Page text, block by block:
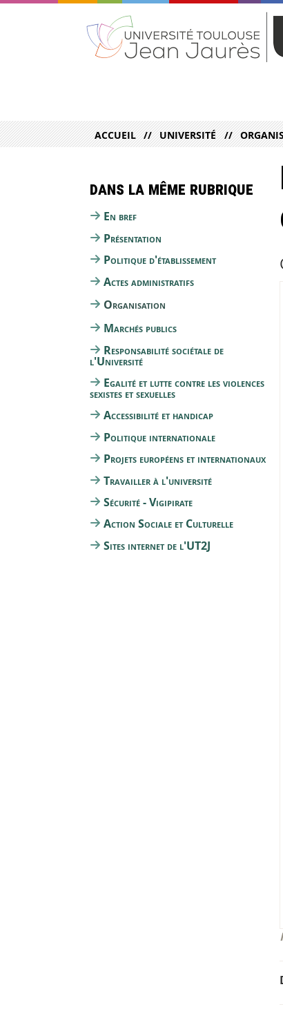
ACCUEIL UNIVERSITÉ
Dans la même rubrique
En bref
Présentation
Politique d'établissement
Actes administratifs
Organisation
Marchés publics
Responsabilité sociétale de
l'Université
Egalité et lutte contre les violences
sexistes et sexuelles
Accessibilité et handicap
Politique internationale
Projets européens et internationaux
Travailler à l'université
Sécurité - Vigipirate
Action Sociale et Culturelle
Sites internet de l'UT2J